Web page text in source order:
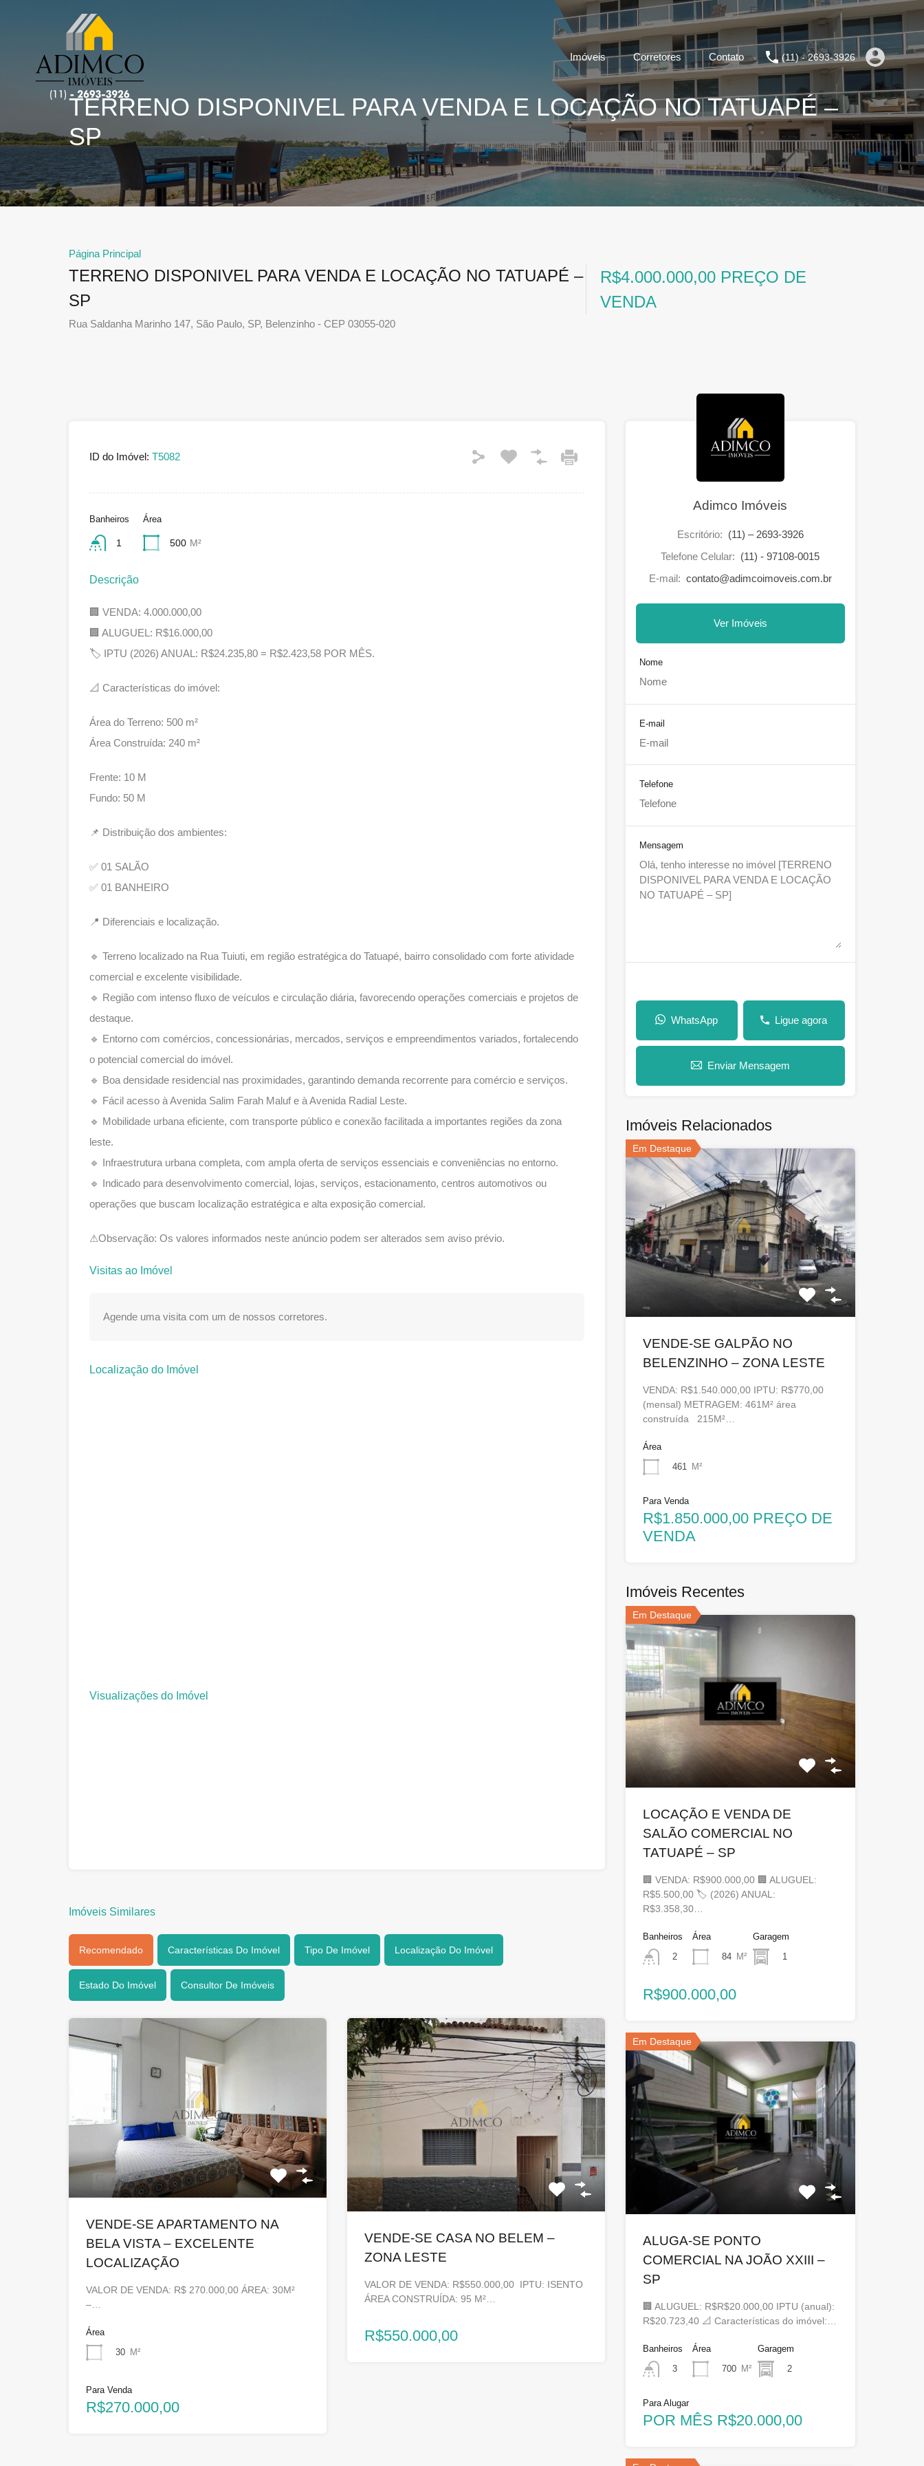
Imóveis Corretores Contato (11) - 2693-3926
TERRENO DISPONIVEL PARA VENDA E LOCAÇÃO NO TATUAPÉ –
SP
Página Principal
TERRENO DISPONIVEL PARA VENDA E LOCAÇÃO NO TATUAPÉ –
SP
Rua Saldanha Marinho 147, São Paulo, SP, Belenzinho - CEP 03055-020
R$4.000.000,00 PREÇO DE
VENDA
ID do Imóvel: T5082
Banheiros
1
Área
500 M²
Descrição
🏢 VENDA: 4.000.000,00
🏢 ALUGUEL: R$16.000,00
🏷 IPTU (2026) ANUAL: R$24.235,80 = R$2.423,58 POR MÊS.
📐 Características do imóvel:
Área do Terreno: 500 m²
Área Construída: 240 m²
Frente: 10 M
Fundo: 50 M
📌 Distribuição dos ambientes:
✅ 01 SALÃO
✅ 01 BANHEIRO
📍 Diferenciais e localização.
🔹 Terreno localizado na Rua Tuiuti, em região estratégica do Tatuapé, bairro consolidado com forte atividade
comercial e excelente visibilidade.
🔹 Região com intenso fluxo de veículos e circulação diária, favorecendo operações comerciais e projetos de
destaque.
🔹 Entorno com comércios, concessionárias, mercados, serviços e empreendimentos variados, fortalecendo
o potencial comercial do imóvel.
🔹 Boa densidade residencial nas proximidades, garantindo demanda recorrente para comércio e serviços.
🔹 Fácil acesso à Avenida Salim Farah Maluf e à Avenida Radial Leste.
🔹 Mobilidade urbana eficiente, com transporte público e conexão facilitada a importantes regiões da zona
leste.
🔹 Infraestrutura urbana completa, com ampla oferta de serviços essenciais e conveniências no entorno.
🔹 Indicado para desenvolvimento comercial, lojas, serviços, estacionamento, centros automotivos ou
operações que buscam localização estratégica e alta exposição comercial.
⚠Observação: Os valores informados neste anúncio podem ser alterados sem aviso prévio.
Visitas ao Imóvel
Agende uma visita com um de nossos corretores.
Localização do Imóvel
Visualizações do Imóvel
Imóveis Similares
Recomendado Características Do Imóvel Tipo De Imóvel Localização Do Imóvel
Estado Do Imóvel Consultor De Imóveis
VENDE-SE APARTAMENTO NA
BELA VISTA – EXCELENTE
LOCALIZAÇÃO
VALOR DE VENDA: R$ 270.000,00 ÁREA: 30M²
–…
Área
30 M²
Para Venda
R$270.000,00
VENDE-SE CASA NO BELEM –
ZONA LESTE
VALOR DE VENDA: R$550.000,00 IPTU: ISENTO
ÁREA CONSTRUÍDA: 95 M²…
R$550.000,00
Adimco Imóveis
Escritório: (11) – 2693-3926
Telefone Celular: (11) - 97108-0015
E-mail: contato@adimcoimoveis.com.br
Ver Imóveis
Nome
E-mail
Telefone
Mensagem
WhatsApp Ligue agora
Enviar Mensagem
Imóveis Relacionados
Em Destaque
VENDE-SE GALPÃO NO
BELENZINHO – ZONA LESTE
VENDA: R$1.540.000,00 IPTU: R$770,00
(mensal) METRAGEM: 461M² área
construída 215M²…
Área
461
M²
Para Venda
R$1.850.000,00 PREÇO DE
VENDA
Imóveis Recentes
Em Destaque
LOCAÇÃO E VENDA DE
SALÃO COMERCIAL NO
TATUAPÉ – SP
🏢 VENDA: R$900.000,00 🏢 ALUGUEL:
R$5.500,00 🏷 (2026) ANUAL:
R$3.358,30…
Banheiros
2
Área
84
M²
Garagem
1
R$900.000,00
Em Destaque
ALUGA-SE PONTO
COMERCIAL NA JOÃO XXIII –
SP
🏢 ALUGUEL: R$R$20.000,00 IPTU (anual):
R$20.723,40 📐 Características do imóvel:…
Banheiros
3
Área
700
M²
Garagem
2
Para Alugar
POR MÊS R$20.000,00